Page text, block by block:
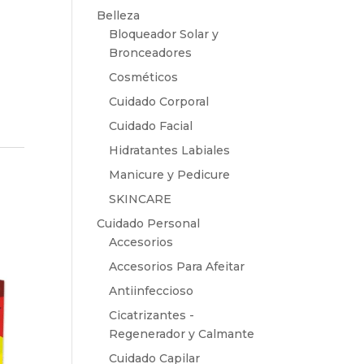
Belleza
Bloqueador Solar y
Bronceadores
Cosméticos
Cuidado Corporal
Cuidado Facial
Hidratantes Labiales
Manicure y Pedicure
SKINCARE
Cuidado Personal
Accesorios
Accesorios Para Afeitar
Antiinfeccioso
Cicatrizantes -
Regenerador y Calmante
Cuidado Capilar